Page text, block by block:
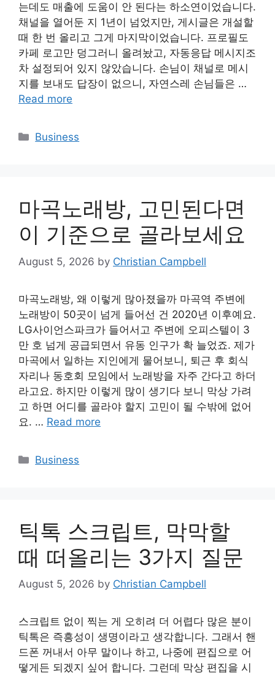
는데도 매출에 도움이 안 된다는 하소연이었습니다.
채널을 열어둔 지 1년이 넘었지만, 게시글은 개설할
때 한 번 올리고 그게 마지막이었습니다. 프로필도
카페 로고만 덩그러니 올려놨고, 자동응답 메시지조
차 설정되어 있지 않았습니다. 손님이 채널로 메시
지를 보내도 답장이 없으니, 자연스레 손님들은 …
Read more
Categories
Business
마곡노래방, 고민된다면
이 기준으로 골라보세요
August 5, 2026 by Christian Campbell
마곡노래방, 왜 이렇게 많아졌을까 마곡역 주변에
노래방이 50곳이 넘게 들어선 건 2020년 이후예요.
LG사이언스파크가 들어서고 주변에 오피스텔이 3
만 호 넘게 공급되면서 유동 인구가 확 늘었죠. 제가
마곡에서 일하는 지인에게 물어보니, 퇴근 후 회식
자리나 동호회 모임에서 노래방을 자주 간다고 하더
라고요. 하지만 이렇게 많이 생기다 보니 막상 가려
고 하면 어디를 골라야 할지 고민이 될 수밖에 없어
요. … Read more
Categories
Business
틱톡 스크립트, 막막할
때 떠올리는 3가지 질문
August 5, 2026 by Christian Campbell
스크립트 없이 찍는 게 오히려 더 어렵다 많은 분이
틱톡은 즉흥성이 생명이라고 생각합니다. 그래서 핸
드폰 꺼내서 아무 말이나 하고, 나중에 편집으로 어
떻게든 되겠지 싶어 합니다. 그런데 막상 편집을 시